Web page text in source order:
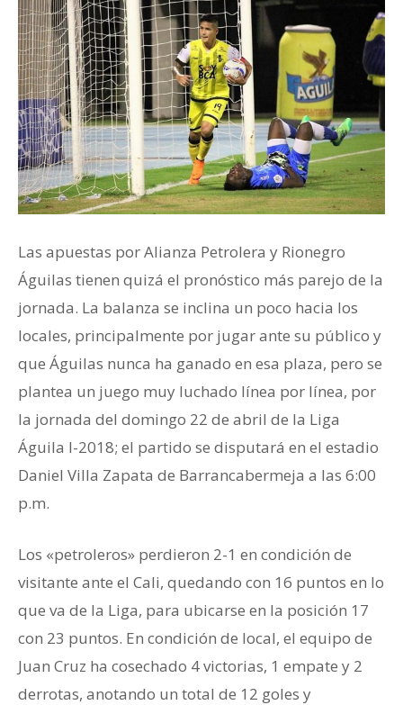
Las apuestas por Alianza Petrolera y Rionegro
Águilas tienen quizá el pronóstico más parejo de la
jornada. La balanza se inclina un poco hacia los
locales, principalmente por jugar ante su público y
que Águilas nunca ha ganado en esa plaza, pero se
plantea un juego muy luchado línea por línea, por
la jornada del domingo 22 de abril de la Liga
Águila I-2018; el partido se disputará en el estadio
Daniel Villa Zapata de Barrancabermeja a las 6:00
p.m.
Los «petroleros» perdieron 2-1 en condición de
visitante ante el Cali, quedando con 16 puntos en lo
que va de la Liga, para ubicarse en la posición 17
con 23 puntos. En condición de local, el equipo de
Juan Cruz ha cosechado 4 victorias, 1 empate y 2
derrotas, anotando un total de 12 goles y